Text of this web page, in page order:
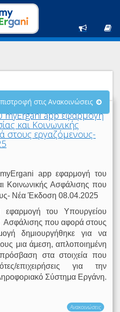
στις Ανακοινώσεις
myΕrgani app εφαρμογή
και Κοινωνικής
στους εργαζόμενους-
myΕrgani app εφαρμογή του
Κοινωνικής Ασφάλισης που
Νέα Έκδοση 08.04.2025
του Υπουργείου
Ασφάλισης που αφορά στους
δημιουργήθηκε για να
μια άμεση, απλοποιημένη
στα στοιχεία που
επιχειρήσεις για την
Σύστημα Εργάνη.
Ανακοινώσεις